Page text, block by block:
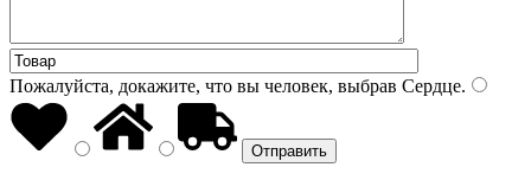
Пожалуйста, докажите, что вы человек, выбрав Сердце.